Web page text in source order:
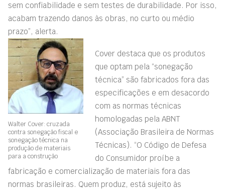
sem confiabilidade e sem testes de durabilidade. Por isso,
acabam trazendo danos às obras, no curto ou médio
prazo”, alerta.
Walter Cover: cruzada
contra sonegação fiscal e
sonegação técnica na
produção de materiais
para a construção
Cover destaca que os produtos
que optam pela “sonegação
técnica” são fabricados fora das
especificações e em desacordo
com as normas técnicas
homologadas pela ABNT
(Associação Brasileira de Normas
Técnicas). “O Código de Defesa
do Consumidor proíbe a
fabricação e comercialização de materiais fora das
normas brasileiras. Quem produz, está sujeito às